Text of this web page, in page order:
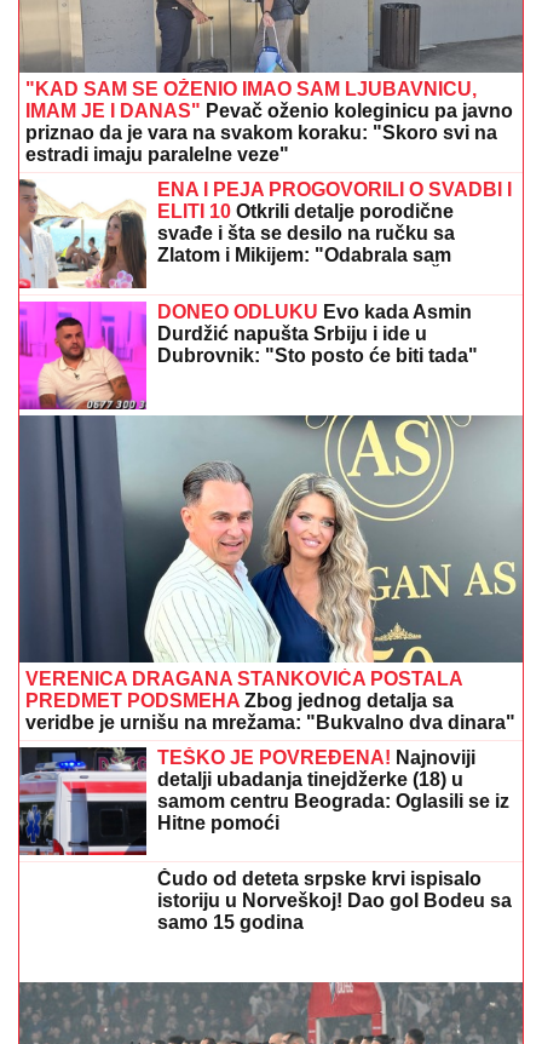
"KAD SAM SE OŽENIO IMAO SAM LJUBAVNICU,
IMAM JE I DANAS" Pevač oženio koleginicu pa javno
priznao da je vara na svakom koraku: "Skoro svi na
estradi imaju paralelne veze"
ENA I PEJA PROGOVORILI O SVADBI I
ELITI 10 Otkrili detalje porodične
svađe i šta se desilo na ručku sa
Zlatom i Mikijem: "Odabrala sam
DONEO ODLUKU Evo kada Asmin
Durdžić napušta Srbiju i ide u
Dubrovnik: "Sto posto će biti tada"
VERENICA DRAGANA STANKOVIĆA POSTALA
PREDMET PODSMEHA Zbog jednog detalja sa
veridbe je urnišu na mrežama: "Bukvalno dva dinara"
TEŠKO JE POVREĐENA! Najnoviji
detalji ubadanja tinejdžerke (18) u
samom centru Beograda: Oglasili se iz
Hitne pomoći
Čudo od deteta srpske krvi ispisalo
istoriju u Norveškoj! Dao gol Bodeu sa
samo 15 godina